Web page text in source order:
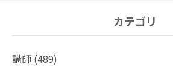
カテゴリ
講師 (489)